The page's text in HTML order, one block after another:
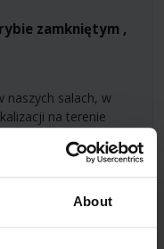
About
zamkniętym ,
naszych salach, w
na terenie
godziny pracy,
również